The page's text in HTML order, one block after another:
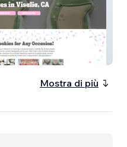
Mostra di più